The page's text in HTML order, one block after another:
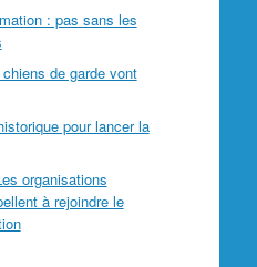
: pas sans les
de garde vont
pour lancer la
organisations
à rejoindre le